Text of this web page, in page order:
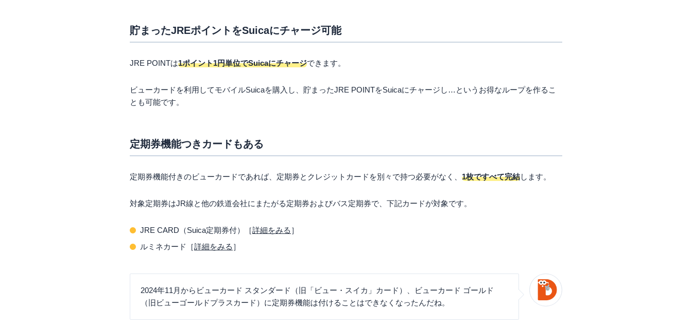
貯まったJREポイントをSuicaにチャージ可能
JRE POINTは1ポイント1円単位でSuicaにチャージできます。
ビューカードを利用してモバイルSuicaを購入し、貯まったJRE POINTをSuicaにチャージし…というお得なループを作るこ
とも可能です。
定期券機能つきカードもある
定期券機能付きのビューカードであれば、定期券とクレジットカードを別々で持つ必要がなく、 1枚ですべて完結します。
対象定期券はJR線と他の鉄道会社にまたがる定期券およびバス定期券で、下記カードが対象です。
JRE CARD（Suica定期券付）［詳細をみる ］
ルミネカード［詳細をみる ］
2024年11月からビューカード スタンダード（旧「ビュー・スイカ」カード）、ビューカード ゴールド
（旧ビューゴールドプラスカード）に定期券機能は付けることはできなくなったんだね。